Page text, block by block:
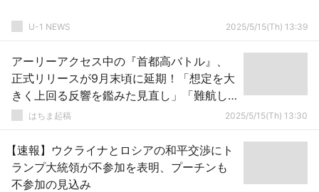
U-1 NEWS 2025/5/15(Th) 13:39
アーリーアクセス中の『首都高バトル』、
正式リリースが9月末頃に延期！「想定を大
きく上回る反響を鑑みた見直し」「難航し
ていたライセンス交渉の解決の目途が立っ
はちま起稿 2025/5/15(Th) 13:30
【速報】ウクライナとロシアの和平交渉にト
ランプ大統領が不参加を表明、プーチンも
不参加の見込み